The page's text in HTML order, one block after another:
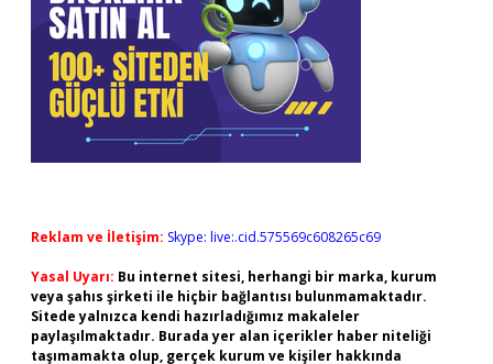
Reklam ve İletişim: Skype: live:.cid.575569c608265c69
Yasal Uyarı: Bu internet sitesi, herhangi bir marka, kurum
veya şahıs şirketi ile hiçbir bağlantısı bulunmamaktadır.
Sitede yalnızca kendi hazırladığımız makaleler
paylaşılmaktadır. Burada yer alan içerikler haber niteliği
taşımamakta olup, gerçek kurum ve kişiler hakkında